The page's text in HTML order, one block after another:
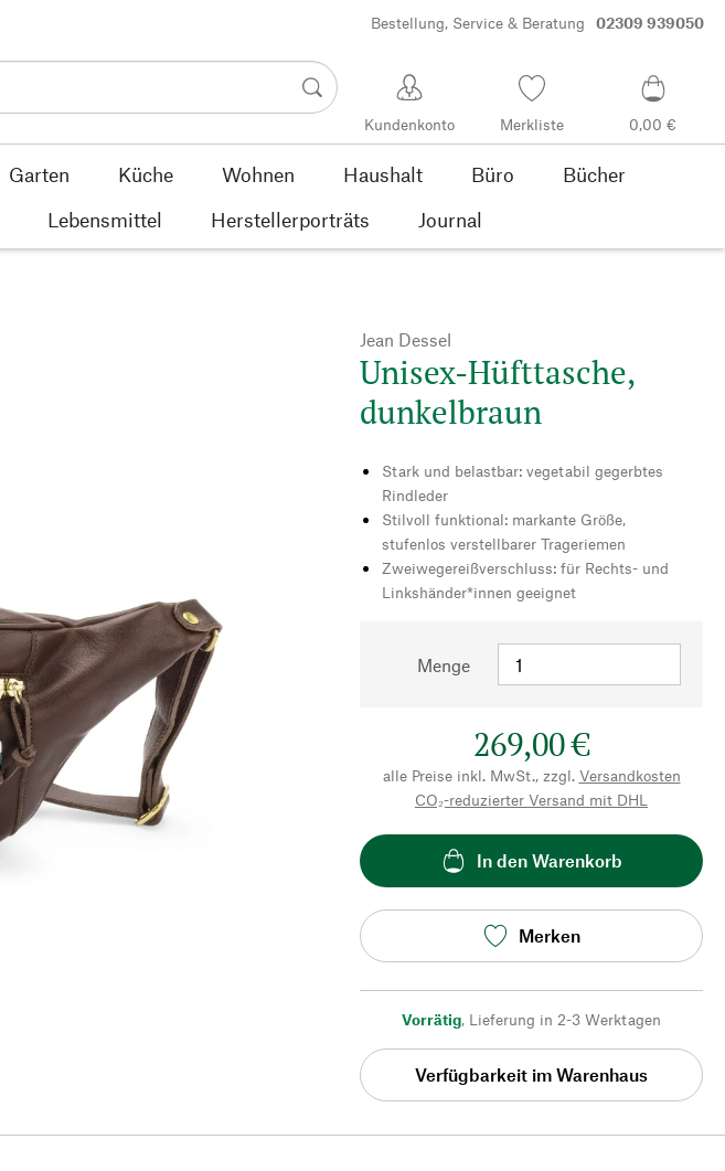
Bestellung, Service & Beratung 02309 939050
Kundenkonto Merkliste 0,00 €
Garten Küche Wohnen Haushalt Büro
Bücher
Lebensmittel Herstellerporträts Journal
Jean Dessel
Unisex-Hüfttasche,
dunkelbraun
Stark und belastbar: vegetabil gegerbtes
Rindleder
Stilvoll funktional: markante Größe,
stufenlos verstellbarer Trageriemen
Zweiwegereißverschluss: für Rechts- und
Linkshänder*innen geeignet
Menge
269,00 €
alle Preise inkl. MwSt., zzgl. Versandkosten
CO₂-reduzierter Versand mit DHL
In den Warenkorb
Merken
Vorrätig, Lieferung in 2-3 Werktagen
Verfügbarkeit im Warenhaus